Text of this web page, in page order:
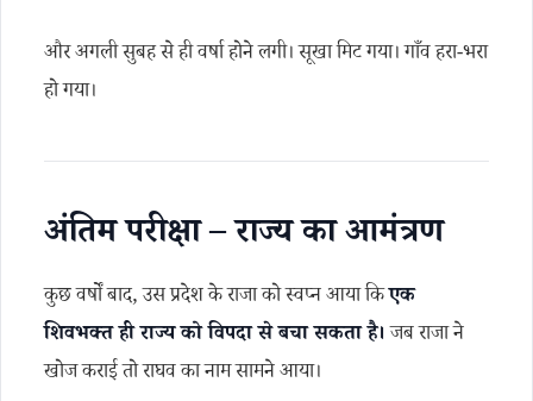
और अगली सुबह से ही वर्षा होने लगी। सूखा मिट गया। गाँव हरा-भरा
हो गया।
अंतिम परीक्षा – राज्य का आमंत्रण
कुछ वर्षों बाद, उस प्रदेश के राजा को स्वप्न आया किएक
शिवभक्त ही राज्य को विपदा से बचा सकता है।जब राजा ने
खोज कराई तो राघव का नाम सामने आया।